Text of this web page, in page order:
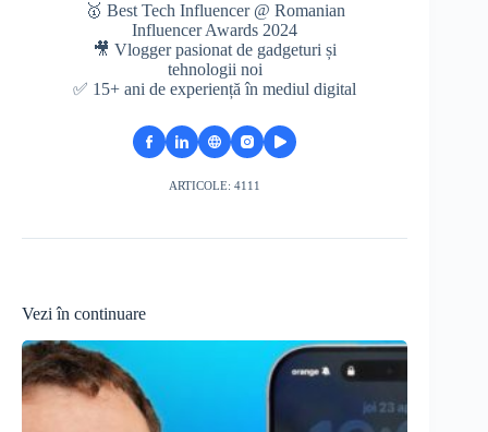
🥇 Best Tech Influencer @ Romanian
Influencer Awards 2024
🎥 Vlogger pasionat de gadgeturi și
tehnologii noi
✅ 15+ ani de experiență în mediul digital
ARTICOLE: 4111
Vezi în continuare